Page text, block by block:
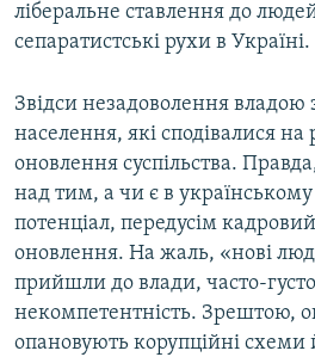
ліберальне ставлення до
сепаратистські рухи в Україні.
Звідси незадоволення владою
населення, які сподівалися
оновлення суспільства.
над тим, а чи є в українському
потенціал, передусім
оновлення. На жаль, «нові
прийшли до влади, часто-
некомпетентність. Зрештою,
опановують корупційні схеми